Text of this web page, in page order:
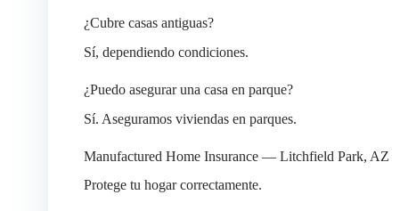
¿Cubre casas antiguas?
Sí, dependiendo condiciones.
¿Puedo asegurar una casa en parque?
Sí. Aseguramos viviendas en parques.
Manufactured Home Insurance — Litchfield Park, AZ
Protege tu hogar correctamente.